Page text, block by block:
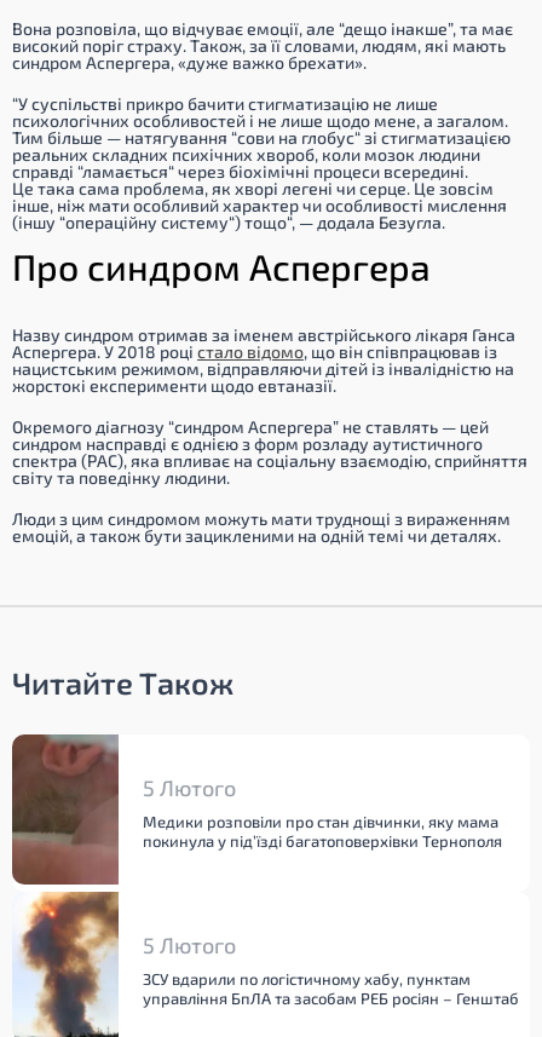
Вона розповіла, що відчуває емоції, але “дещо інакше”, та має
високий поріг страху. Також, за її словами, людям, які мають
синдром Аспергера, «дуже важко брехати».
“У суспільстві прикро бачити стигматизацію не лише
психологічних особливостей і не лише щодо мене, а загалом.
Тим більше — натягування “сови на глобус“ зі стигматизацією
реальних складних психічних хвороб, коли мозок людини
справді “ламається“ через біохімічні процеси всередині.
Це така сама проблема, як хворі легені чи серце. Це зовсім
інше, ніж мати особливий характер чи особливості мислення
(іншу “операційну систему“) тощо“, — додала Безугла.
Про синдром Аспергера
Назву синдром отримав за іменем австрійського лікаря Ганса
Аспергера. У 2018 році стало відомо, що він співпрацював із
нацистським режимом, відправляючи дітей із інвалідністю на
жорстокі експерименти щодо евтаназії.
Окремого діагнозу “синдром Аспергера” не ставлять — цей
синдром насправді є однією з форм розладу аутистичного
спектра (РАС), яка впливає на соціальну взаємодію, сприйняття
світу та поведінку людини.
Люди з цим синдромом можуть мати труднощі з вираженням
емоцій, а також бути зацикленими на одній темі чи деталях.
Читайте Також
5 Лютого
Медики розповіли про стан дівчинки, яку мама
покинула у під’їзді багатоповерхівки Тернополя
5 Лютого
ЗСУ вдарили по логістичному хабу, пунктам
управління БпЛА та засобам РЕБ росіян – Генштаб